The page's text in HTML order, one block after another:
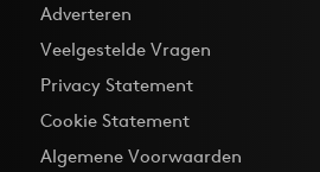
Adverteren
Veelgestelde Vragen
Privacy Statement
Cookie Statement
Algemene Voorwaarden